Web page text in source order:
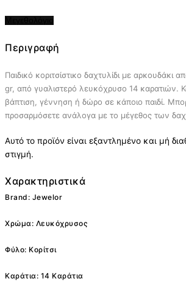
Περιγραφή
Παιδικό κοριτσίστικο δαχτυλίδι με αρκουδάκι
gr, από γυαλιστερό λευκόχρυσο 14 καρατιών.
βάπτιση, γέννηση ή δώρο σε κάποιο παιδί.
προσαρμόσετε ανάλογα με το μέγεθος των
Αυτό το προϊόν είναι εξαντλημένο και μή
στιγμή.
Χαρακτηριστικά
Brand: Jewelor
Χρώμα: Λευκόχρυσος
Φύλο: Κορίτσι
Καράτια: 14 Καράτια